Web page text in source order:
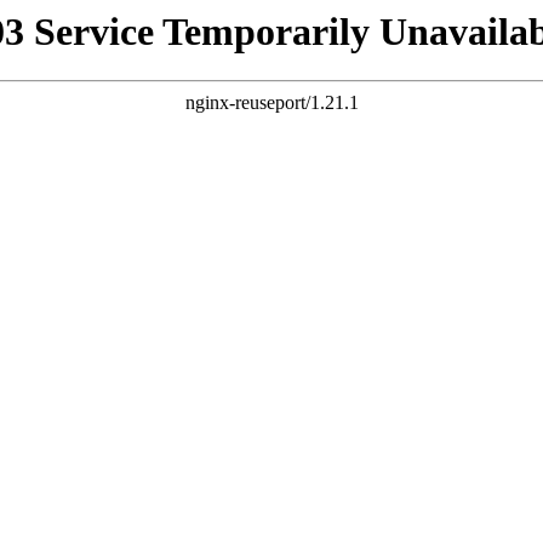
Service Temporarily
nginx-reuseport/1.21.1